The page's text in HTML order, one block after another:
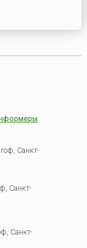
Санкт-
Санкт-
, Санкт-